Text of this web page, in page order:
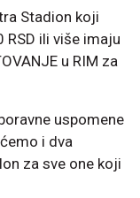
Stadion koji
ili više imaju
u RIM za
uspomene
i dva
za sve one koji